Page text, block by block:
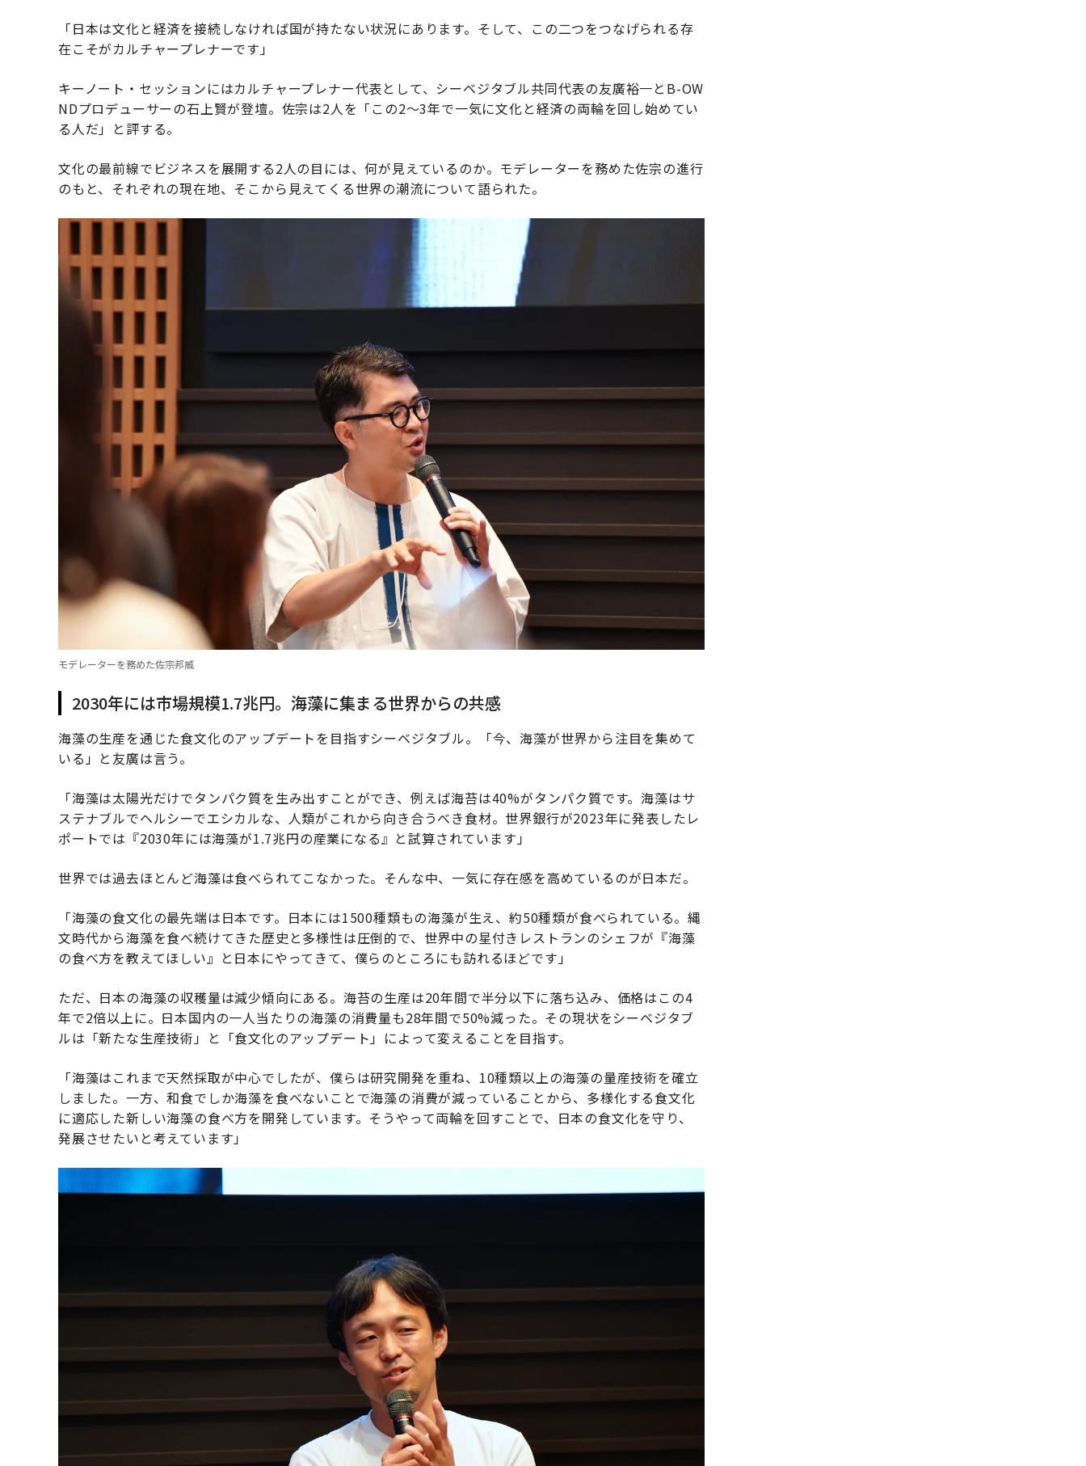
「日本は文化と経済を接続しなければ国が持たない状況にあります。そして、この二つをつなげられる存
在こそがカルチャープレナーです」
キーノート・セッションにはカルチャープレナー代表として、シーベジタブル共同代表の友廣裕一とB-OW
NDプロデューサーの石上賢が登壇。佐宗は2人を「この2〜3年で一気に文化と経済の両輪を回し始めてい
る人だ」と評する。
文化の最前線でビジネスを展開する2人の目には、何が見えているのか。モデレーターを務めた佐宗の進行
のもと、それぞれの現在地、そこから見えてくる世界の潮流について語られた。
モデレーターを務めた佐宗邦威
2030年には市場規模1.7兆円。海藻に集まる世界からの共感
海藻の生産を通じた食文化のアップデートを目指すシーベジタブル。「今、海藻が世界から注目を集めて
いる」と友廣は言う。
「海藻は太陽光だけでタンパク質を生み出すことができ、例えば海苔は40%がタンパク質です。海藻はサ
ステナブルでヘルシーでエシカルな、人類がこれから向き合うべき食材。世界銀行が2023年に発表したレ
ポートでは『2030年には海藻が1.7兆円の産業になる』と試算されています」
世界では過去ほとんど海藻は食べられてこなかった。そんな中、一気に存在感を高めているのが日本だ。
「海藻の食文化の最先端は日本です。日本には1500種類もの海藻が生え、約50種類が食べられている。縄
文時代から海藻を食べ続けてきた歴史と多様性は圧倒的で、世界中の星付きレストランのシェフが『海藻
の食べ方を教えてほしい』と日本にやってきて、僕らのところにも訪れるほどです」
ただ、日本の海藻の収穫量は減少傾向にある。海苔の生産は20年間で半分以下に落ち込み、価格はこの4
年で2倍以上に。日本国内の一人当たりの海藻の消費量も28年間で50%減った。その現状をシーベジタブ
ルは「新たな生産技術」と「食文化のアップデート」によって変えることを目指す。
「海藻はこれまで天然採取が中心でしたが、僕らは研究開発を重ね、10種類以上の海藻の量産技術を確立
しました。一方、和食でしか海藻を食べないことで海藻の消費が減っていることから、多様化する食文化
に適応した新しい海藻の食べ方を開発しています。そうやって両輪を回すことで、日本の食文化を守り、
発展させたいと考えています」